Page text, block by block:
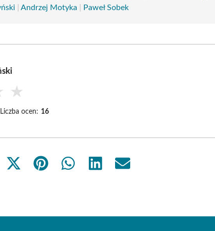
|Andrzej Motyka Paweł Sobek
★
Liczba ocen: 16
Share
Share
Share
Share
Share